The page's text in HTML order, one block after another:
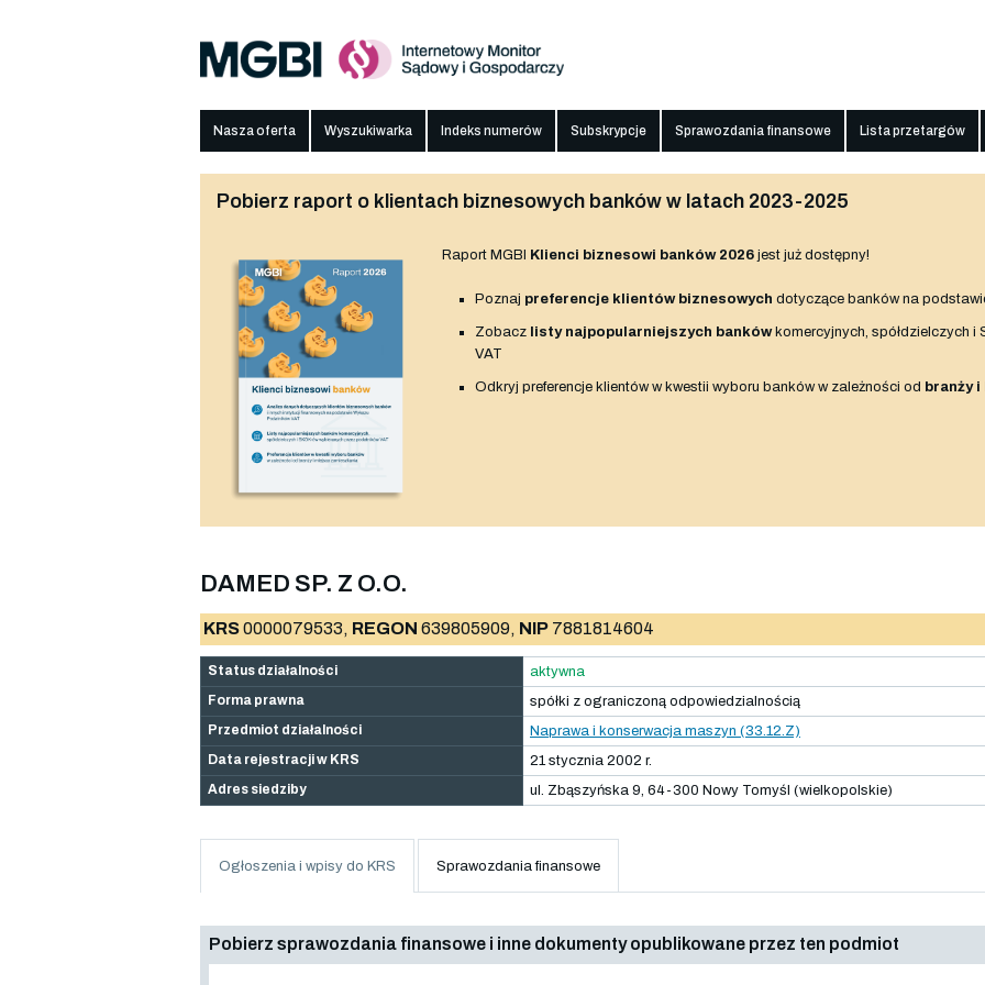
Nasza oferta Wyszukiwarka Indeks numerów Subskrypcje Sprawozdania finansowe Lista przetargów
Pobierz raport o klientach biznesowych banków w latach 2023-2025
Raport MGBI Klienci biznesowi banków 2026 jest już dostępny!
Poznaj preferencje klientów biznesowych dotyczące banków na
Zobacz listy najpopularniejszych bankówkomercyjnych, spółdzielczych i
VAT
Odkryj preferencje klientów w kwestii wyboru banków w zależności od branży
DAMED SP. Z O.O.
KRS0000079533, REGON 639805909, NIP 7881814604
Status działalności
aktywna
Forma prawna
spółki z ograniczoną odpowiedzialnością
Przedmiot działalności
Naprawa i konserwacja maszyn (33.12.Z)
Data rejestracji w KRS
21 stycznia 2002 r.
Adres siedziby
ul. Zbąszyńska 9, 64-300 Nowy Tomyśl (wielkopolskie)
Ogłoszenia i wpisy do KRS Sprawozdania finansowe
Pobierz sprawozdania finansowe i inne dokumenty opublikowane przez ten podmiot